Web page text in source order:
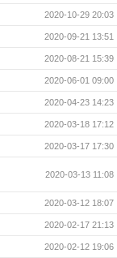
2020-10-29 20:03
2020-09-21 13:51
2020-08-21 15:39
2020-06-01 09:00
2020-04-23 14:23
2020-03-18 17:12
2020-03-17 17:30
2020-03-13 11:08
2020-03-12 18:07
2020-02-17 21:13
2020-02-12 19:06